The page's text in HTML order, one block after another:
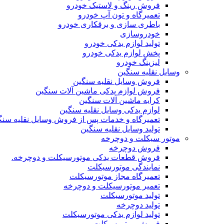
فروش رینگ و لاستیک خودرو
تعمیرگاه و تون آپ خودرو
باطری سازی و برقکاری خودرو
خودروسازی
تولید لوازم یدکی خودرو
پخش لوازم یدکی خودرو
لیزینگ خودرو
وسایل نقلیه سنگین
فروش وسایل نقلیه سنگین
فروش لوازم یدکی ماشین آلات سنگین
کرایه ماشین آلات سنگین
لوازم یدکی وسایل نقلیه سنگین
تعمیرگاه و خدمات پس از فروش وسایل نقلیه
تولید وسایل نقلیه سنگین
موتور سیکلت و دوچرخه
فروش دوچرخه
فروش قطعات یدکی موتورسیکلت و دوچرخه.
نمایندگی موتورسیکلت
تعمیرگاه مجاز موتورسیکلت
تعمیر موتورسیکلت و دوچرخه
تولید موتورسیکلت
تولید دوچرخه
تولید لوازم یدکی موتورسیکلت